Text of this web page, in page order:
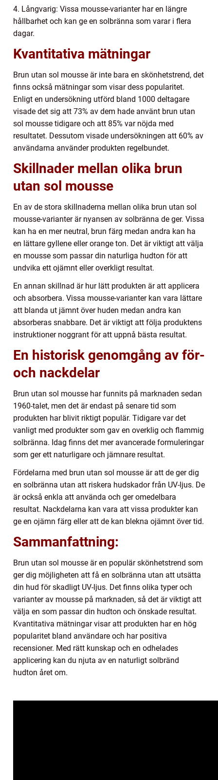
4. Långvarig: Vissa mousse-varianter har en längre
hållbarhet och kan ge en solbränna som varar i flera
dagar.
Kvantitativa mätningar
Brun utan sol mousse är inte bara en skönhetstrend, det
finns också mätningar som visar dess popularitet.
Enligt en undersökning utförd bland 1000 deltagare
visade det sig att 73% av dem hade använt brun utan
sol mousse tidigare och att 85% var nöjda med
resultatet. Dessutom visade undersökningen att 60% av
användarna använder produkten regelbundet.
Skillnader mellan olika brun
utan sol mousse
En av de stora skillnaderna mellan olika brun utan sol
mousse-varianter är nyansen av solbränna de ger. Vissa
kan ha en mer neutral, brun färg medan andra kan ha
en lättare gyllene eller orange ton. Det är viktigt att välja
en mousse som passar din naturliga hudton för att
undvika ett ojämnt eller overkligt resultat.
En annan skillnad är hur lätt produkten är att applicera
och absorbera. Vissa mousse-varianter kan vara lättare
att blanda ut jämnt över huden medan andra kan
absorberas snabbare. Det är viktigt att följa produktens
instruktioner noggrant för att uppnå bästa resultat.
En historisk genomgång av för-
och nackdelar
Brun utan sol mousse har funnits på marknaden sedan
1960-talet, men det är endast på senare tid som
produkten har blivit riktigt populär. Tidigare var det
vanligt med produkter som gav en overklig och flammig
solbränna. Idag finns det mer avancerade formuleringar
som ger ett naturligare och jämnare resultat.
Fördelarna med brun utan sol mousse är att de ger dig
en solbränna utan att riskera hudskador från UV-ljus. De
är också enkla att använda och ger omedelbara
resultat. Nackdelarna kan vara att vissa produkter kan
ge en ojämn färg eller att de kan blekna ojämnt över tid.
Sammanfattning:
Brun utan sol mousse är en populär skönhetstrend som
ger dig möjligheten att få en solbränna utan att utsätta
din hud för skadligt UV-ljus. Det finns olika typer och
varianter av mousse på marknaden, så det är viktigt att
välja en som passar din hudton och önskade resultat.
Kvantitativa mätningar visar att produkten har en hög
popularitet bland användare och har positiva
recensioner. Med rätt kunskap och en odhelades
applicering kan du njuta av en naturligt solbränd
hudton året om.